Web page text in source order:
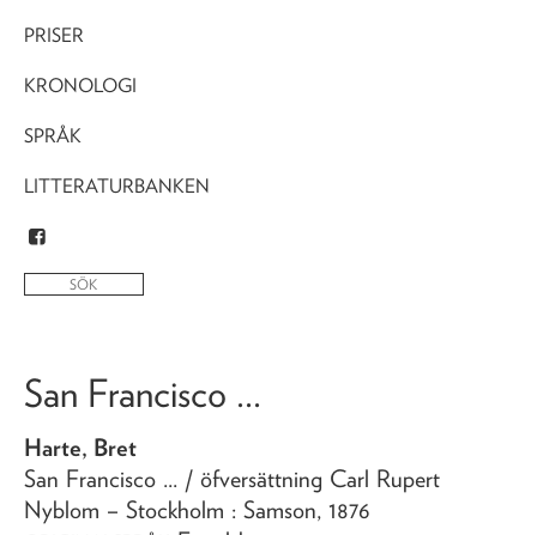
PRISER
KRONOLOGI
SPRÅK
LITTERATURBANKEN
San Francisco ...
Harte, Bret
San Francisco ... / öfversättning Carl Rupert
Nyblom – Stockholm : Samson, 1876